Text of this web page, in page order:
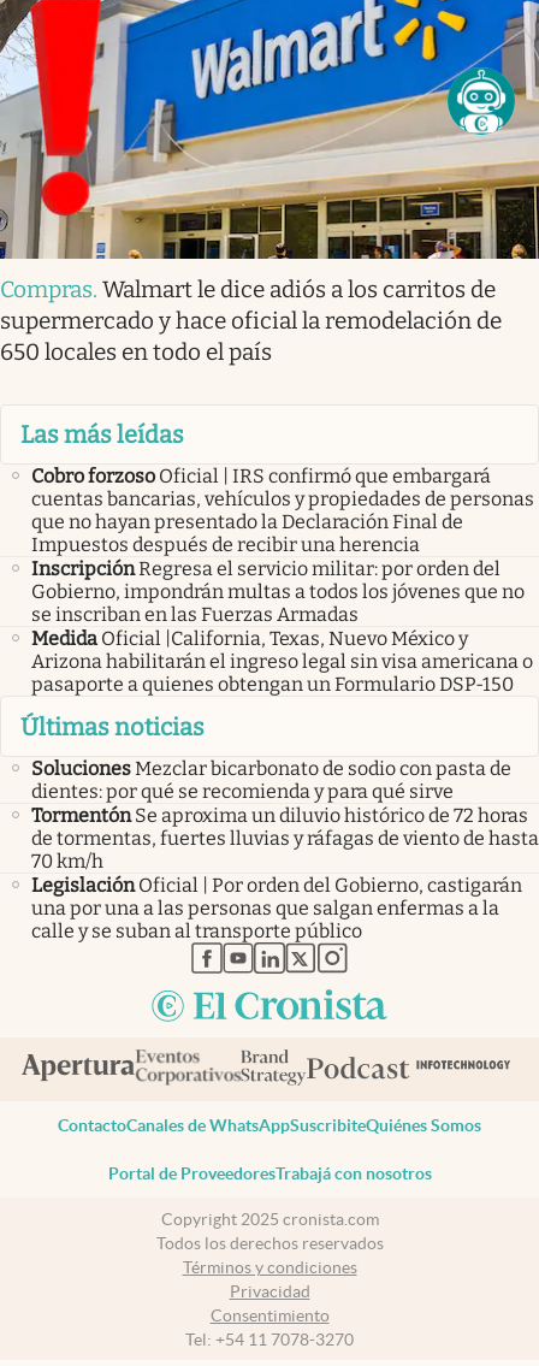
Compras. Walmart le dice adiós a los carritos de
supermercado y hace oficial la remodelación de
650 locales en todo el país
Las más leídas
Cobro forzoso Oficial | IRS confirmó que embargará
cuentas bancarias, vehículos y propiedades de personas
que no hayan presentado la Declaración Final de
Impuestos después de recibir una herencia
InscripciónRegresa el servicio militar: por orden del
Gobierno, impondrán multas a todos los jóvenes que no
se inscriban en las Fuerzas Armadas
Medida Oficial |California, Texas, Nuevo México y
Arizona habilitarán el ingreso legal sin visa americana o
pasaporte a quienes obtengan un Formulario DSP-150
Últimas noticias
SolucionesMezclar bicarbonato de sodio con pasta de
dientes: por qué se recomienda y para qué sirve
Tormentón Se aproxima un diluvio histórico de 72 horas
de tormentas, fuertes lluvias y ráfagas de viento de hasta
70 km/h
Legislación Oficial | Por orden del Gobierno, castigarán
una por una a las personas que salgan enfermas a la
calle y se suban al transporte público
abre en nueva pestaña
abre en nueva pestaña
abre en nueva pestaña
abre en nueva pestaña
abre en nueva pestaña
ContactoCanales de WhatsAppSuscribiteQuiénes Somos
Portal de ProveedoresTrabajá con nosotros
Copyright 2025 cronista.com
Todos los derechos reservados
Términos y condiciones
Privacidad
Consentimiento
Tel: +54 11 7078-3270